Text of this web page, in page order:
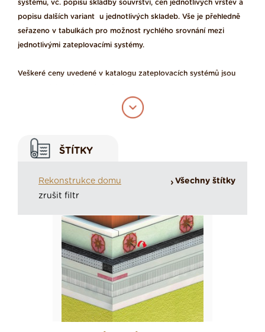
systémů, vč. popisu skladby souvrství, cen jednotlivých vrstev a
popisu dalších variant u jednotlivých skladeb. Vše je přehledně
seřazeno v tabulkách pro možnost rychlého srovnání mezi
jednotlivými zateplovacími systémy.
Veškeré ceny uvedené v katalogu zateplovacích systémů jsou
systémů, uvedený popis atributů jednotlivých
materiálů a výrobků zařazených do Katalogu
charakteristikám, které prezentují výrobci izolací
na webových stránkách nebo v tištěných volně
dostupných dokumentech. Dále vizpodmínky
internetového portálu Izolace-Info.
Více informací k zveřejnění loga a odkazůna Vaše výrobky.
ŠTÍTKY
Rekonstrukce domu
Všechny štítky
zrušit filtr